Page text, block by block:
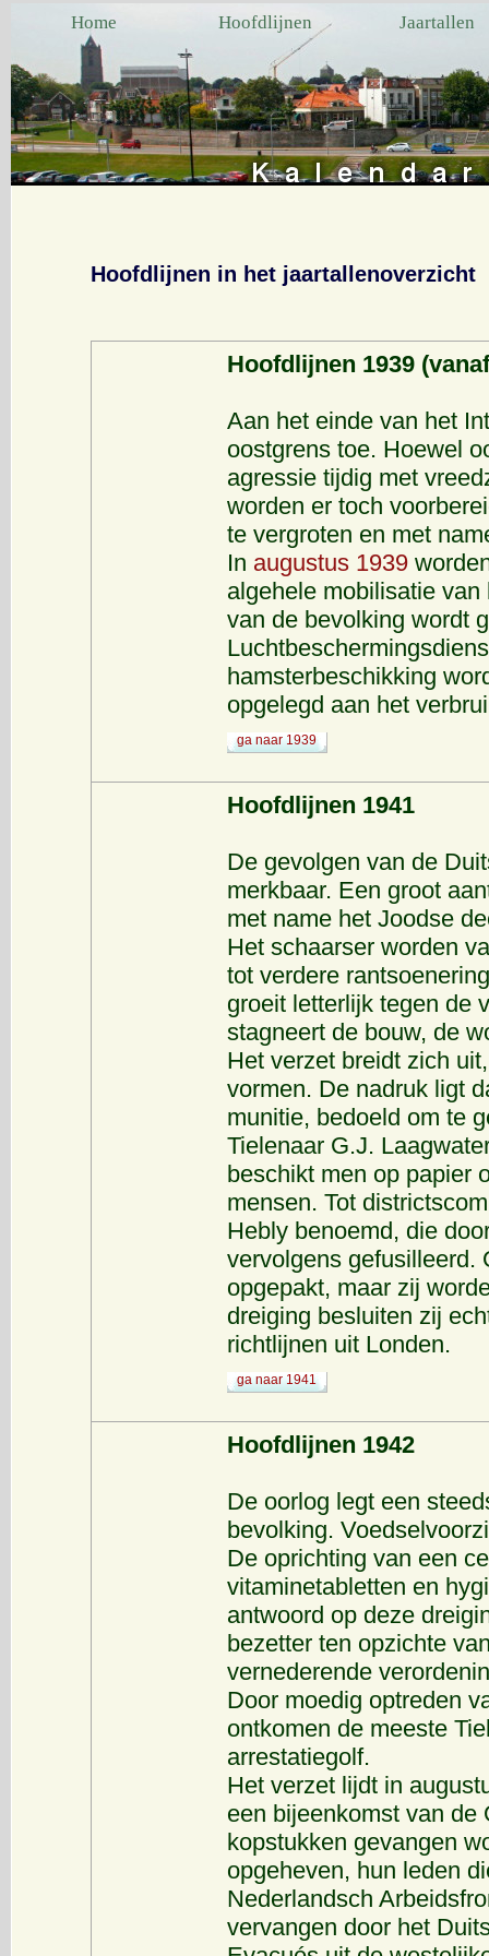
Home Hoofdlijnen Jaartallen
Hoofdlijnen in het jaartallenoverzicht
Hoofdlijnen 1939
Aan het einde van het
oostgrens toe. Hoewel
agressie tijdig met
worden er toch
te vergroten en met
In augustus 1939
algehele mobilisatie
van de bevolking wordt
hamsterbeschikking
opgelegd aan het
ga naar 1939
Hoofdlijnen 1941
De gevolgen van de
merkbaar. Een groot
met name het Joodse
Het schaarser worden
tot verdere
groeit letterlijk tegen de
stagneert de bouw, de
Het verzet breidt zich
vormen. De nadruk ligt
munitie, bedoeld om te
Tielenaar G.J.
beschikt men op papier
mensen. Tot
Hebly benoemd, die
vervolgens gefusilleerd.
opgepakt, maar zij
dreiging besluiten zij
richtlijnen uit Londen.
ga naar 1941
Hoofdlijnen 1942
De oorlog legt een
bevolking.
De oprichting van een
vitaminetabletten en
antwoord op deze
bezetter ten opzichte
vernederende
Door moedig optreden
ontkomen de meeste
arrestatiegolf.
Het verzet lijdt in
een bijeenkomst van de
kopstukken gevangen
opgeheven, hun leden
Nederlandsch
vervangen door het